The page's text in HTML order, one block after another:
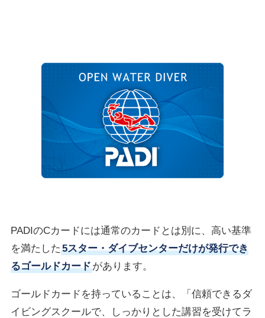
PADIのCカードには通常のカードとは別に、高い基準
を満たした 5スター・ダイブセンターだけが発行でき
るゴールドカードがあります。
ゴールドカードを持っていることは、「信頼できるダ
イビングスクールで、しっかりとした講習を受けてラ